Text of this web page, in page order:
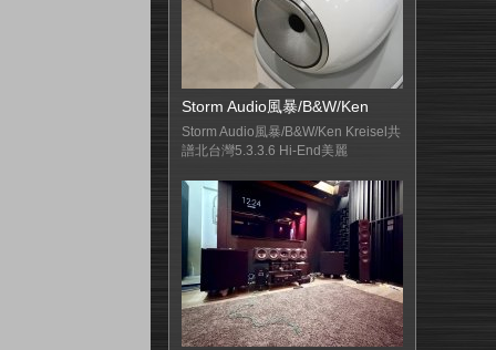
Storm Audio風暴/B&W/Ken
Storm Audio風暴/B&W/Ken Kreisel共
譜北台灣5.3.3.6 Hi-End美麗